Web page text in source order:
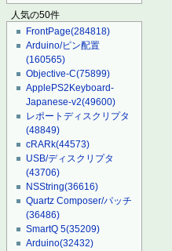
人気の50件
FrontPage(284818)
Arduino/ピン配置
(160565)
Objective-C(75899)
ApplePS2Keyboard-
Japanese-v2(49600)
レポートディスクリプタ
(48849)
cRARk(44573)
USB/ディスクリプタ
(43706)
NSString(36616)
Quartz Composer/パッチ
(36486)
SmartQ 5(35209)
Arduino(32432)